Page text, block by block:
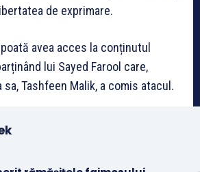
de exprimare.
avea acces la conținutul
lui Sayed Farool care,
Tashfeen Malik, a comis atacul.